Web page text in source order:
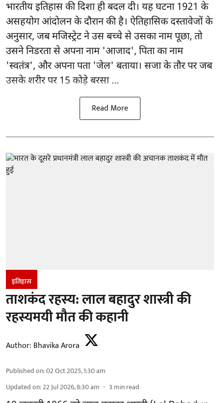
भारतीय इतिहास की दिशा ही बदल दी। यह घटना 1921 के
असहयोग आंदोलन के दौरान की है। ऐतिहासिक दस्तावेजों के
अनुसार, जब मजिस्ट्रेट ने उस बच्चे से उसका नाम पूछा, तो
उसने निडरता से अपना नाम 'आजाद', पिता का नाम
'स्वतंत्र', और अपना पता 'जेल' बताया। सजा के तौर पर जब
उसके शरीर पर 15 कोड़े बरसा ...
Read More
इतिहास
ताशकंद रहस्य: लाल बहादुर शास्त्री की
रहस्यमयी मौत की कहानी
Author: Bhavika Arora
Published on:02 Oct 2025, 1:30 am
Updated on:22 Jul 2026, 8:30 am 3 min read